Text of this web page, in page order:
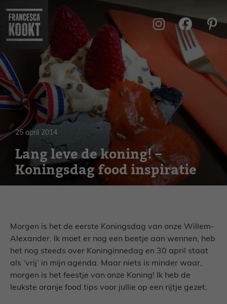
naar
inhoud
25 april 2014
Lang leve de koning! –
Koningsdag food inspiratie
Morgen is het de eerste Koningsdag van onze Willem-
Alexander. Ik moet er nog een beetje aan wennen, heb
het nog steeds over Koninginnedag en 30 april staat
als ‘vrij’ in mijn agenda. Maar niets is minder waar,
morgen is het feestje van onze Koning! Ik heb de
leukste oranje food tips voor jullie op een rijtje gezet.